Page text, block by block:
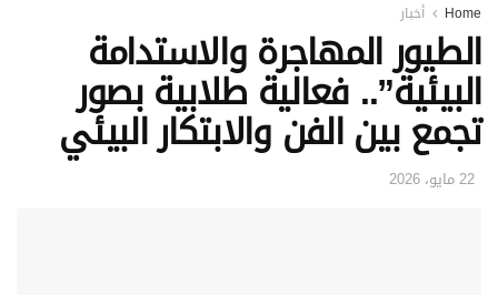
Home أخبار
الطيور المهاجرة والاستدامة
البيئية”.. فعالية طلابية بصور
تجمع بين الفن والابتكار البيئي
22 مايو، 2026